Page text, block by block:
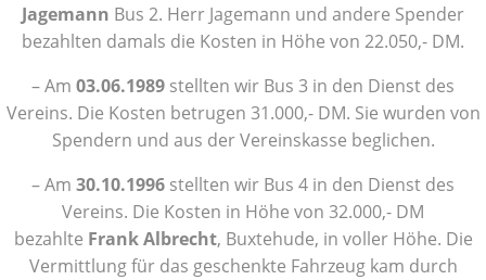
Jagemann Bus 2. Herr Jagemann und andere Spender
bezahlten damals die Kosten in Höhe von 22.050,- DM.
– Am 03.06.1989 stellten wir Bus 3 in den Dienst des
Vereins. Die Kosten betrugen 31.000,- DM. Sie wurden von
Spendern und aus der Vereinskasse beglichen.
– Am 30.10.1996 stellten wir Bus 4 in den Dienst des
Vereins. Die Kosten in Höhe von 32.000,- DM
bezahlte Frank Albrecht, Buxtehude, in voller Höhe. Die
Vermittlung für das geschenkte Fahrzeug kam durch